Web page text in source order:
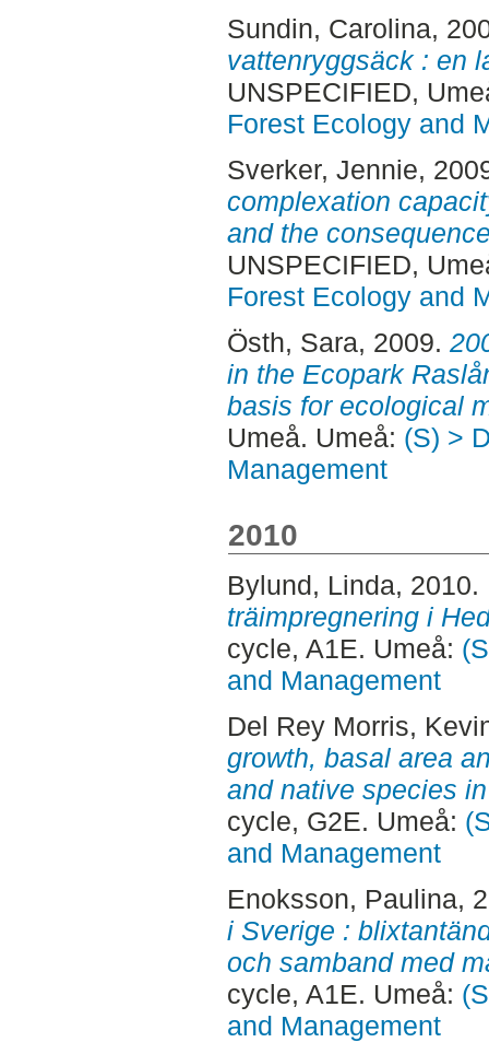
Sundin, Carolina,
vattenryggsäck : en
UNSPECIFIED,
Forest Ecology and
Sverker, Jennie,
complexation
and the
UNSPECIFIED,
Forest Ecology and
Östh, Sara, 2009.
in the Ecopark
basis for ecological
Umeå. Umeå: (S) >
Management
2010
Bylund, Linda, 2010.
träimpregnering i
cycle, A1E. Umeå:
and Management
Del Rey Morris,
growth, basal area
and native species
cycle, G2E. Umeå:
and Management
Enoksson, Paulina,
i Sverige :
och samband med
cycle, A1E. Umeå:
and Management